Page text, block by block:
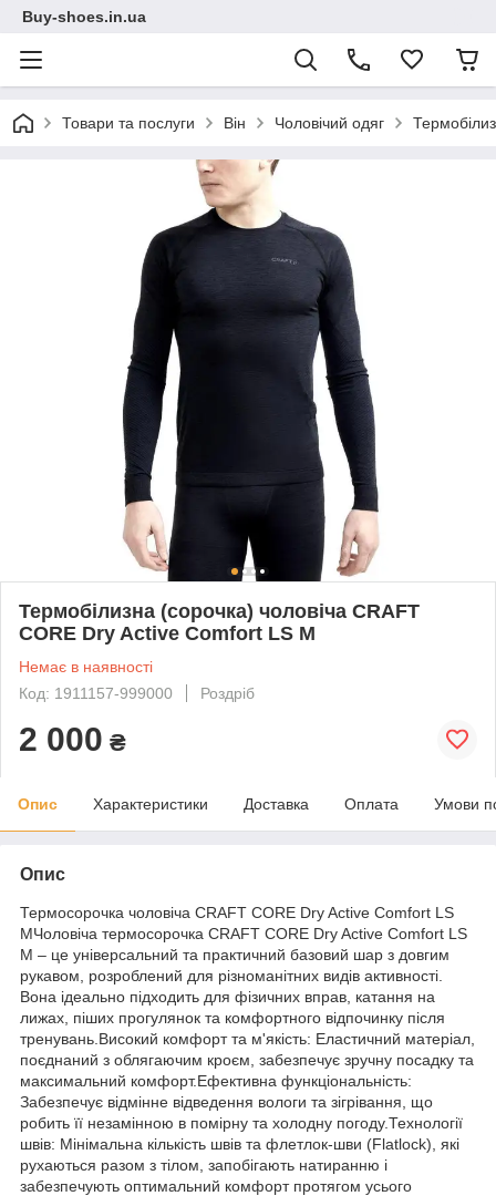
Buy-shoes.in.ua
Товари та послуги Він Чоловічий одяг
Термобілизна (сорочка) чоловіча CRAFT
CORE Dry Active Comfort LS M
Немає в наявності
Код: 1911157-999000
Роздріб
2 000 ₴
Опис Характеристики Доставка Оплата Умови
Опис
Термосорочка чоловіча CRAFT CORE Dry Active Comfort LS
MЧоловіча термосорочка CRAFT CORE Dry Active Comfort LS
M – це універсальний та практичний базовий шар з довгим
рукавом, розроблений для різноманітних видів активності.
Вона ідеально підходить для фізичних вправ, катання на
лижах, піших прогулянок та комфортного відпочинку після
тренувань.Високий комфорт та м'якість: Еластичний матеріал,
поєднаний з облягаючим кроєм, забезпечує зручну посадку та
максимальний комфорт.Ефективна функціональність:
Забезпечує відмінне відведення вологи та зігрівання, що
робить її незамінною в помірну та холодну погоду.Технології
швів: Мінімальна кількість швів та флетлок-шви (Flatlock), які
рухаються разом з тілом, запобігають натиранню і
забезпечують оптимальний комфорт протягом усього